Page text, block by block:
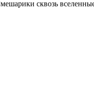
сквозь